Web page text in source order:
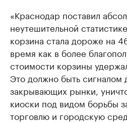
«Краснодар поставил
неутешительной
корзина стала дороже на
время как в более
стоимости корзины
Это должно быть сигналом
закрывающих рынки,
киоски под видом борьбы
торговлю и городскую